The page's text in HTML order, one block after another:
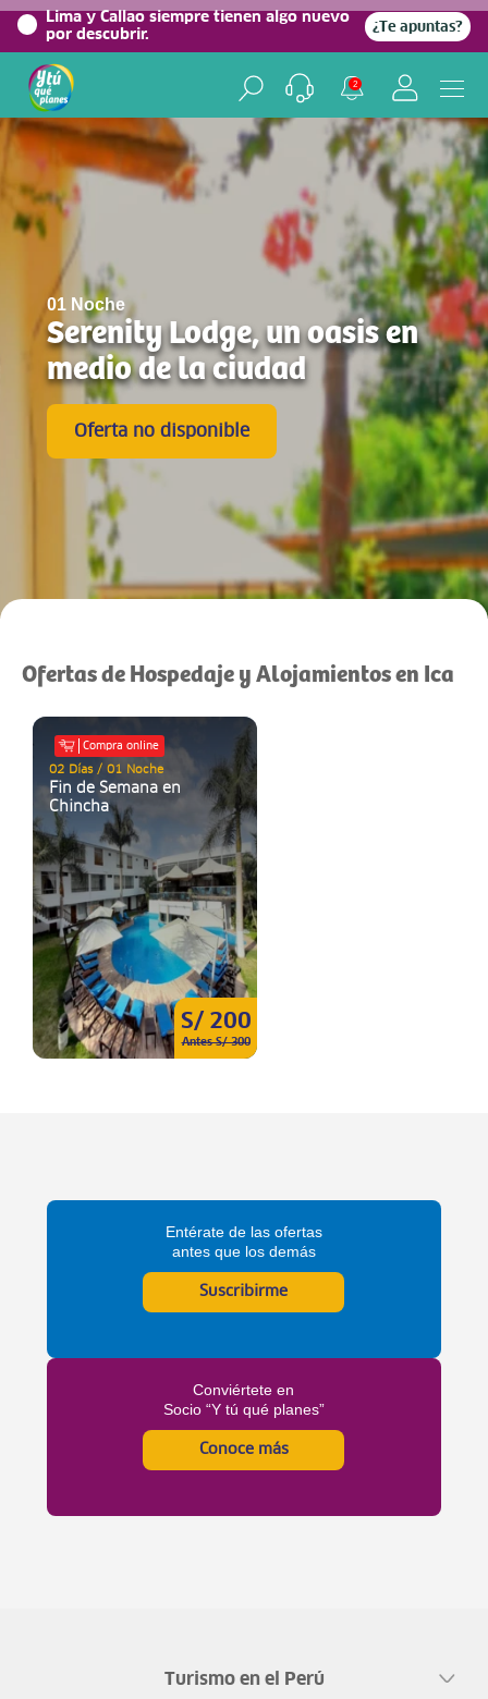
Lima y Callao siempre tienen algo nuevo
por descubrir.
¿Te apuntas?
2
01 Noche
Serenity Lodge, un oasis en
medio de la ciudad
Oferta no disponible
Ofertas de Hospedaje y Alojamientos en Ica
S/ 200
Antes S/ 300
Compra online
02 Días / 01 Noche
Fin de Semana en
Chincha
Entérate de las ofertas
antes que los demás
Suscribirme
Conviértete en
Socio “Y tú qué planes”
Conoce más
Turismo en el Perú